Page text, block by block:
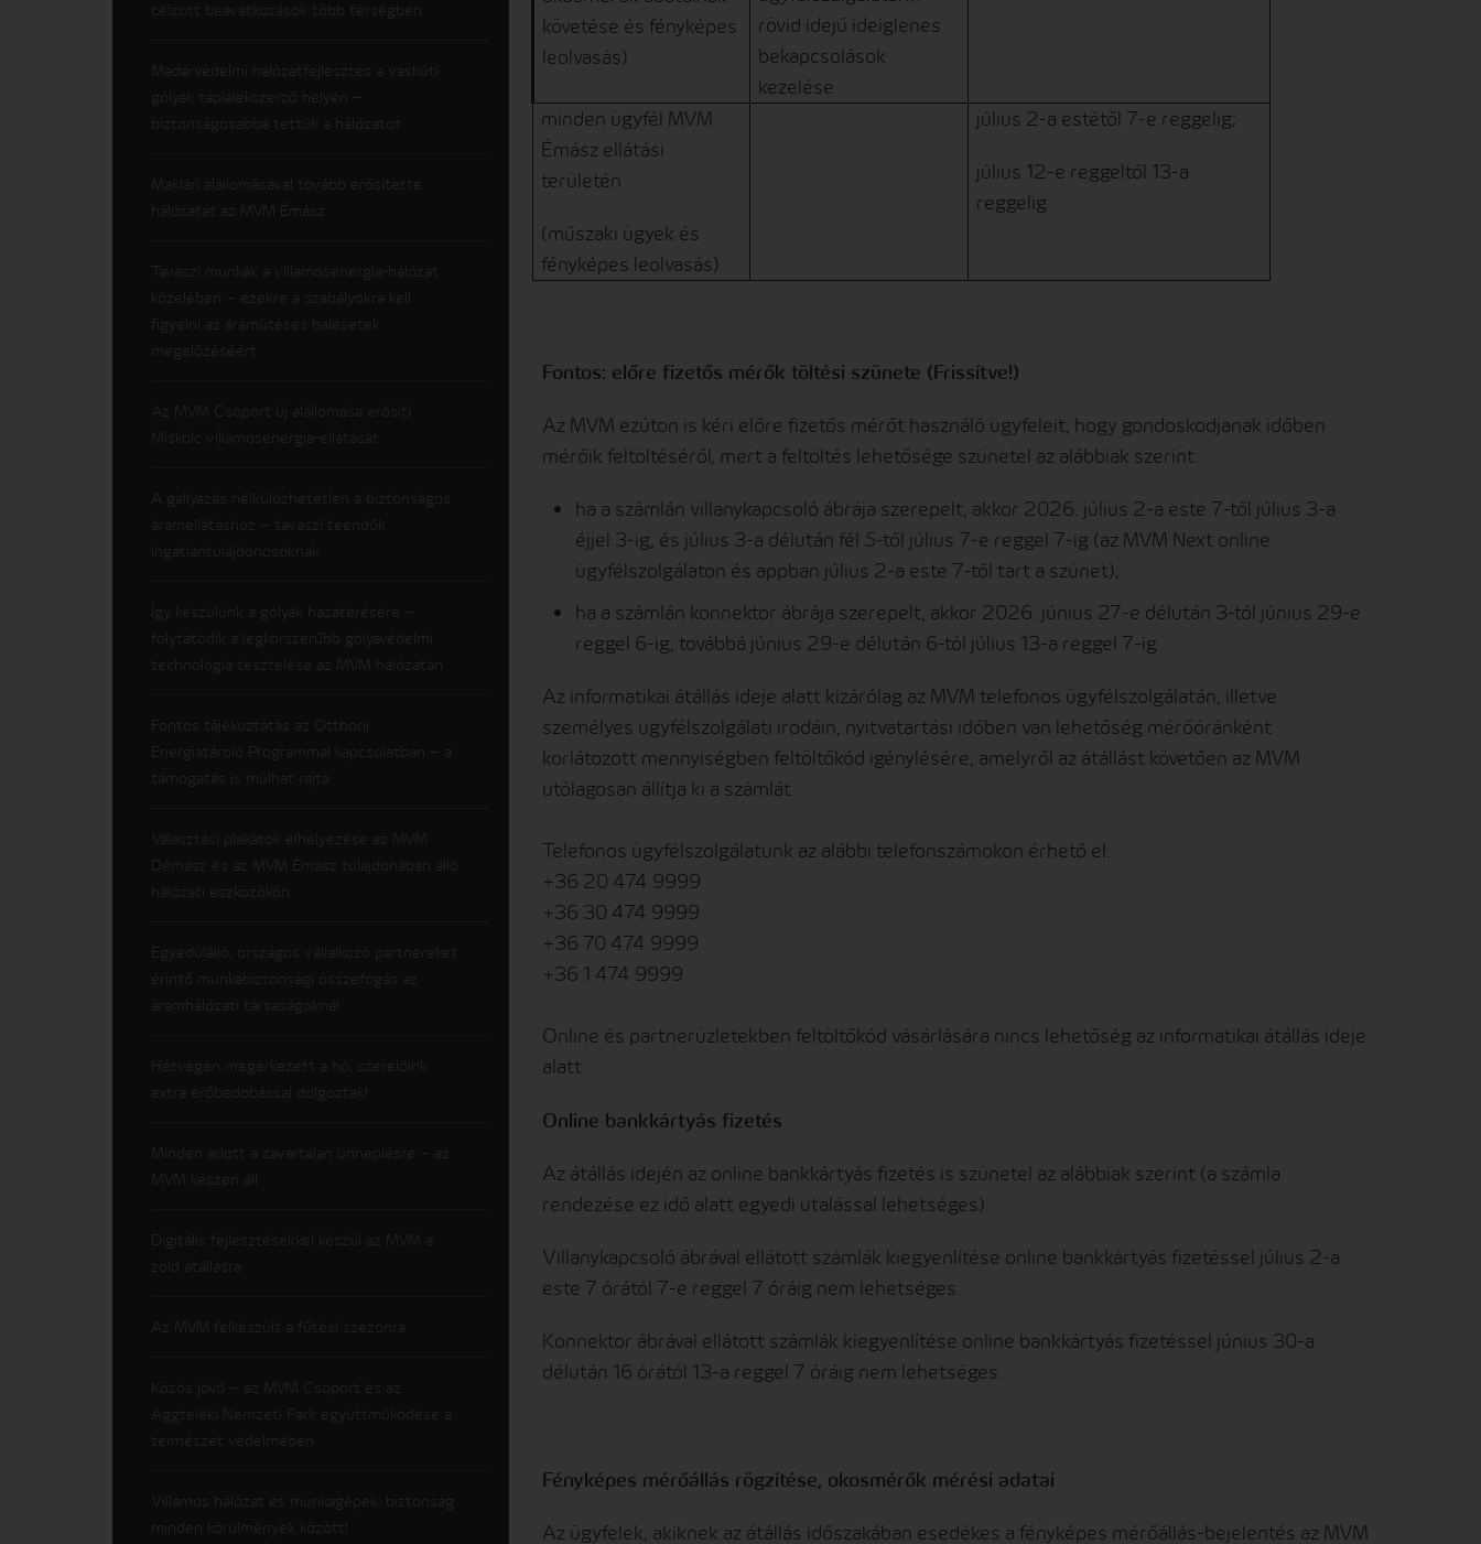
célzott beavatkozások több térségben
Madárvédelmi hálózatfejlesztés a vaskúti
gólyák táplálékszerző helyén –
biztonságosabbá tettük a hálózatot
Maklári alállomásával tovább erősítette
hálózatát az MVM Émász
Tavaszi munkák a villamosenergia-hálózat
közelében – ezekre a szabályokra kell
figyelni az áramütéses balesetek
megelőzéséért
Az MVM Csoport új alállomása erősíti
Miskolc villamosenergia-ellátását
A gallyazás nélkülözhetetlen a biztonságos
áramellátáshoz – tavaszi teendők
ingatlantulajdonosoknak
Így készülünk a gólyák hazatérésére –
folytatódik a legkorszerűbb gólyavédelmi
technológia tesztelése az MVM hálózatán
Fontos tájékoztatás az Otthoni
Energiatároló Programmal kapcsolatban – a
támogatás is múlhat rajta
Választási plakátok elhelyezése az MVM
Démász és az MVM Émász tulajdonában álló
hálózati eszközökön
Egyedülálló, országos vállalkozó partnereket
érintő munkabiztonsági összefogás az
áramhálózati társaságoknál
Hétvégén megérkezett a hó, szerelőink
extra erőbedobással dolgoztak!
Minden adott a zavartalan ünneplésre – az
MVM készen áll
Digitális fejlesztésekkel készül az MVM a
zöld átállásra
Az MVM felkészült a fűtési szezonra
Közös jövő – az MVM Csoport és az
Aggteleki Nemzeti Park együttműködése a
természet védelmében
Villamos hálózat és munkagépek: biztonság
minden körülmények között!
követése és fényképes
leolvasás)
rövid idejű ideiglenes
bekapcsolások
kezelése
minden ügyfél MVM
Émász ellátási
területén
(műszaki ügyek és
fényképes leolvasás)
július 2-a estétől 7-e reggelig;
július 12-e reggeltől 13-a
reggelig
Fontos: előre fizetős mérők töltési szünete (Frissítve!)
Az MVM ezúton is kéri előre fizetős mérőt használó ügyfeleit, hogy gondoskodjanak időben
mérőik feltöltéséről, mert a feltöltés lehetősége szünetel az alábbiak szerint:
ha a számlán villanykapcsoló ábrája szerepelt, akkor 2026. július 2-a este 7-től július 3-a
éjjel 3-ig, és július 3-a délután fél 5-től július 7-e reggel 7-ig (az MVM Next online
ügyfélszolgálaton és appban július 2-a este 7-től tart a szünet);
ha a számlán konnektor ábrája szerepelt, akkor 2026. június 27-e délután 3-tól június 29-e
reggel 6-ig, továbbá június 29-e délután 6-tól július 13-a reggel 7-ig
Az informatikai átállás ideje alatt kizárólag az MVM telefonos ügyfélszolgálatán, illetve
személyes ügyfélszolgálati irodáin, nyitvatartási időben van lehetőség mérőóránként
korlátozott mennyiségben feltöltőkód igénylésére, amelyről az átállást követően az MVM
utólagosan állítja ki a számlát.
Telefonos ügyfélszolgálatunk az alábbi telefonszámokon érhető el:
+36 20 474 9999
+36 30 474 9999
+36 70 474 9999
+36 1 474 9999
Online és partnerüzletekben feltöltőkód vásárlására nincs lehetőség az informatikai átállás ideje
alatt.
Online bankkártyás fizetés
Az átállás idején az online bankkártyás fizetés is szünetel az alábbiak szerint (a számla
rendezése ez idő alatt egyedi utalással lehetséges):
Villanykapcsoló ábrával ellátott számlák kiegyenlítése online bankkártyás fizetéssel július 2-a
este 7 órától 7-e reggel 7 óráig nem lehetséges.
Konnektor ábrával ellátott számlák kiegyenlítése online bankkártyás fizetéssel június 30-a
délután 16 órától 13-a reggel 7 óráig nem lehetséges.
Fényképes mérőállás rögzítése, okosmérők mérési adatai
Az ügyfelek, akiknek az átállás időszakában esedékes a fényképes mérőállás-bejelentés az MVM